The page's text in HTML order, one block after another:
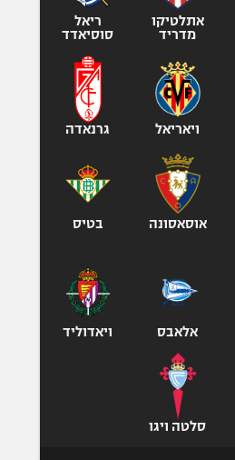
אופניים
ספורט מוטורי
כדורמים
פוטבול אמריקאי NFL
בייסבול MLB
ספורט אתגרי
ואקסטרים
אומנויות לחימה
גיימינג E-Sports
אתלטיקו
מדריד
ריאל
סוסיאדד
ויאריאל גרנאדה
אוסאסונה בטיס
אלאבס ויאדוליד
סלטה ויגו